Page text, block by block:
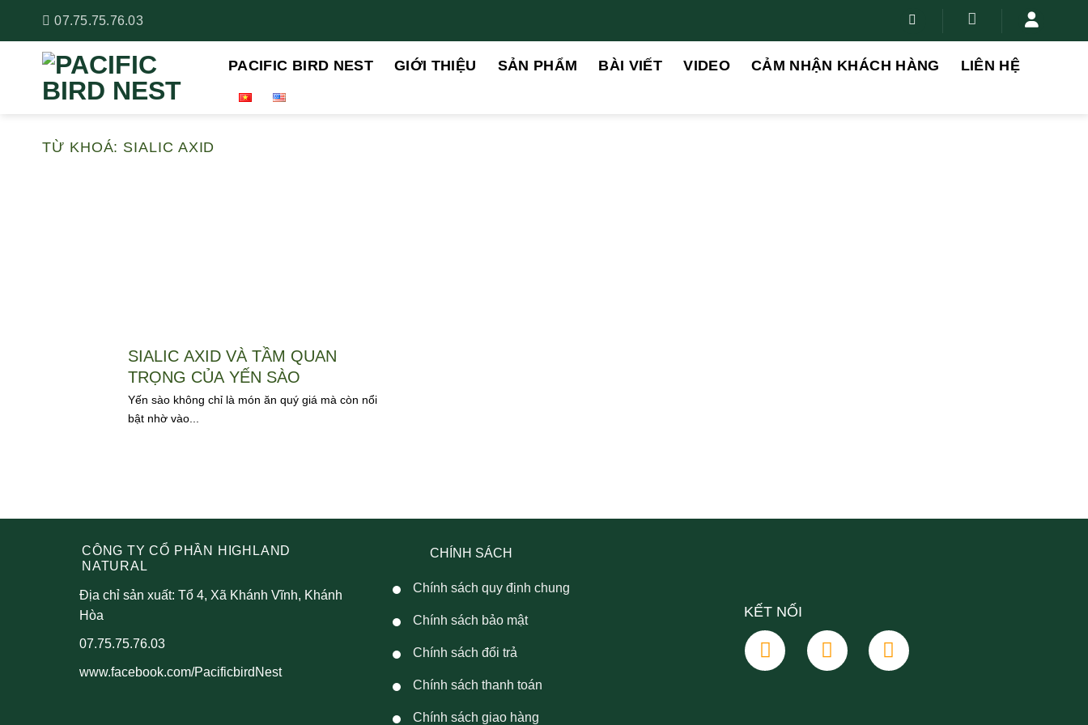
07.75.75.76.03
PACIFIC BIRD NEST GIỚI THIỆU SẢN PHẨM BÀI VIẾT VIDEO CẢM NHẬN KHÁCH HÀNG LIÊN HỆ
TỪ KHOÁ: SIALIC AXID
SIALIC AXID VÀ TẦM QUAN
TRỌNG CỦA YẾN SÀO
Yến sào không chỉ là món ăn quý giá mà còn nổi
bật nhờ vào...
CÔNG TY CỔ PHẦN HIGHLAND
NATURAL
Địa chỉ sản xuất: Tổ 4, Xã Khánh Vĩnh, Khánh
Hòa
07.75.75.76.03
www.facebook.com/PacificbirdNest
CHÍNH SÁCH
Chính sách quy định chung
Chính sách bảo mật
Chính sách đổi trả
Chính sách thanh toán
Chính sách giao hàng
KẾT NỐI